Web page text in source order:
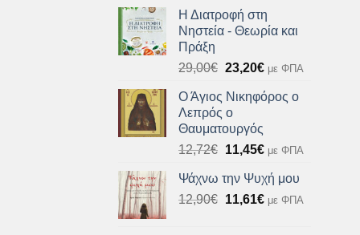
Η Διατροφή στη
Νηστεία - Θεωρία και
Πράξη
29,00€ Original
was:
29,00€.
23,20€Η
τιμή
23,20€.
με ΦΠΑ
Ο Άγιος Νικηφόρος ο
Λεπρός ο
Θαυματουργός
12,72€ Original
was:
12,72€.
11,45€Η
τιμή
είναι:
με ΦΠΑ
Ψάχνω την Ψυχή μου
12,90€ Original
11,61€Ημε ΦΠΑ